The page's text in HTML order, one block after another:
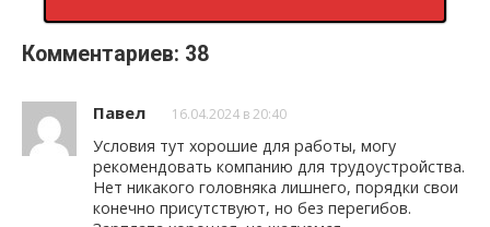
Комментариев: 38
Павел 16.04.2024 в 20:40
Условия тут хорошие для работы, могу
рекомендовать компанию для трудоустройства.
Нет никакого головняка лишнего, порядки свои
конечно присутствуют, но без перегибов.